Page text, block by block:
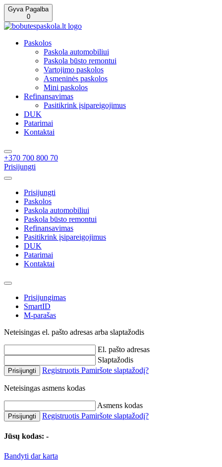
Gyva Pagalba
0
Paskolos
Paskola automobiliui
Paskola būsto remontui
Vartojimo paskolos
Asmeninės paskolos
Mini paskolos
Refinansavimas
Pasitikrink įsipareigojimus
DUK
Patarimai
Kontaktai
+370 700 800 70
Prisijungti
Prisijungti
Paskolos
Paskola automobiliui
Paskola būsto remontui
Refinansavimas
Pasitikrink įsipareigojimus
DUK
Patarimai
Kontaktai
Prisijungimas
SmartID
M-parašas
Neteisingas el. pašto adresas arba slaptažodis
El. pašto adresas
Slaptažodis
Prisijungti Registruotis Pamiršote slaptažodį?
Neteisingas asmens kodas
Asmens kodas
Prisijungti Registruotis Pamiršote slaptažodį?
Jūsų kodas: -
Bandyti dar karta